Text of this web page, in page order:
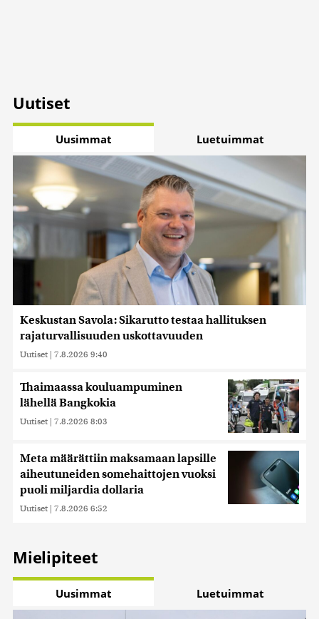
Uutiset
Uusimmat Luetuimmat
Keskustan Savola: Sikarutto testaa hallituksen
rajaturvallisuuden uskottavuuden
Uutiset | 7.8.2026 9:40
Thaimaassa kouluampuminen
lähellä Bangkokia
Uutiset | 7.8.2026 8:03
Meta määrättiin maksamaan lapsille
aiheutuneiden somehaittojen vuoksi
puoli miljardia dollaria
Uutiset | 7.8.2026 6:52
Mielipiteet
Uusimmat Luetuimmat